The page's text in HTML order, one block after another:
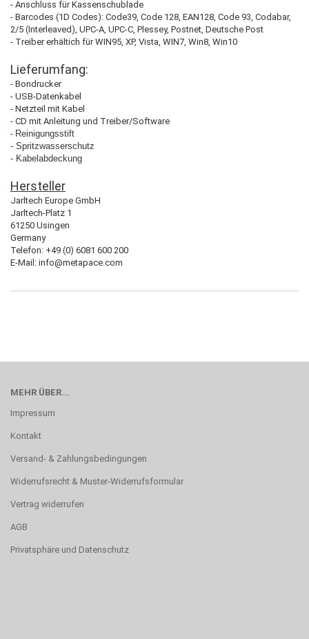
- Anschluss für Kassenschublade
- Barcodes (1D Codes): Code39, Code 128, EAN128, Code 93, Codabar,
2/5 (Interleaved), UPC-A, UPC-C, Plessey, Postnet, Deutsche Post
- Treiber erhältich für WIN95, XP, Vista, WIN7, Win8, Win10
Lieferumfang:
- Bondrucker
- USB-Datenkabel
- Netzteil mit Kabel
- CD mit Anleitung und Treiber/Software
- Reinigungsstift
- Spritzwasserschutz
- Kabelabdeckung
Hersteller
Jarltech Europe GmbH
Jarltech-Platz 1
61250 Usingen
Germany
Telefon: +49 (0) 6081 600 200
E-Mail: info@metapace.com
MEHR ÜBER...
Impressum
Kontakt
Versand- & Zahlungsbedingungen
Widerrufsrecht & Muster-Widerrufsformular
Vertrag widerrufen
AGB
Privatsphäre und Datenschutz